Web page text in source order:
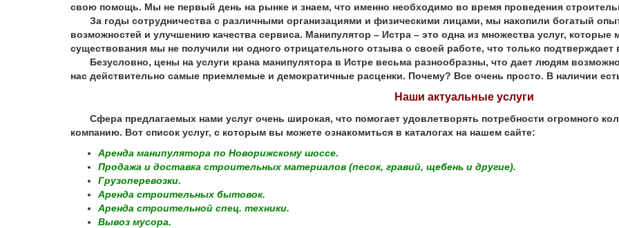
свою помощь. Мы не первый день на рынке и знаем, что именно необходимо во время проведения
За годы сотрудничества с различными организациями и физическими лицами, мы накопили богатый
возможностей и улучшению качества сервиса. Манипулятор – Истра – это одна из множества услуг,
существования мы не получили ни одного отрицательного отзыва о своей работе, что только
Безусловно, цены на услуги крана манипулятора в Истре весьма разнообразны, что дает людям
нас действительно самые приемлемые и демократичные расценки. Почему? Все очень просто. В наличии
Наши актуальные услуги
Сфера предлагаемых нами услуг очень широкая, что помогает удовлетворять потребности огромного
компанию. Вот список услуг, с которым вы можете ознакомиться в каталогах на нашем сайте:
Аренда манипулятора по Новорижскому шоссе.
Продажа и доставка строительных материалов (песок, гравий, щебень и другие).
Грузоперевозки.
Аренда строительных бытовок.
Аренда строительной спец. техники.
Вывоз мусора.